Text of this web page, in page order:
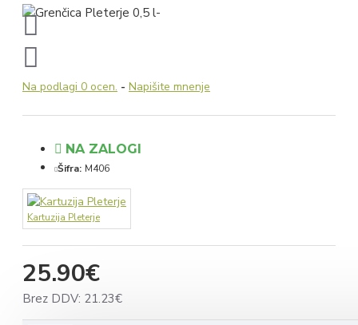
Na podlagi 0 ocen. - Napišite mnenje
25.90€
Brez DDV: 21.23€
NA ZALOGI
Šifra: M406
Kartuzija Pleterje